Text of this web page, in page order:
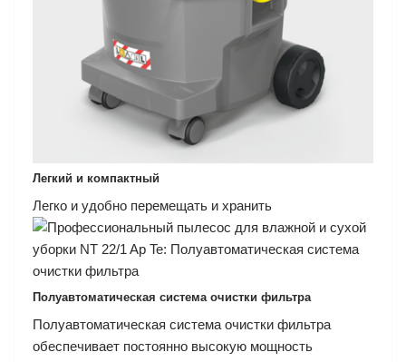
Легкий и компактный
Легко и удобно перемещать и хранить
Полуавтоматическая система очистки фильтра
Полуавтоматическая система очистки фильтра
обеспечивает постоянно высокую мощность